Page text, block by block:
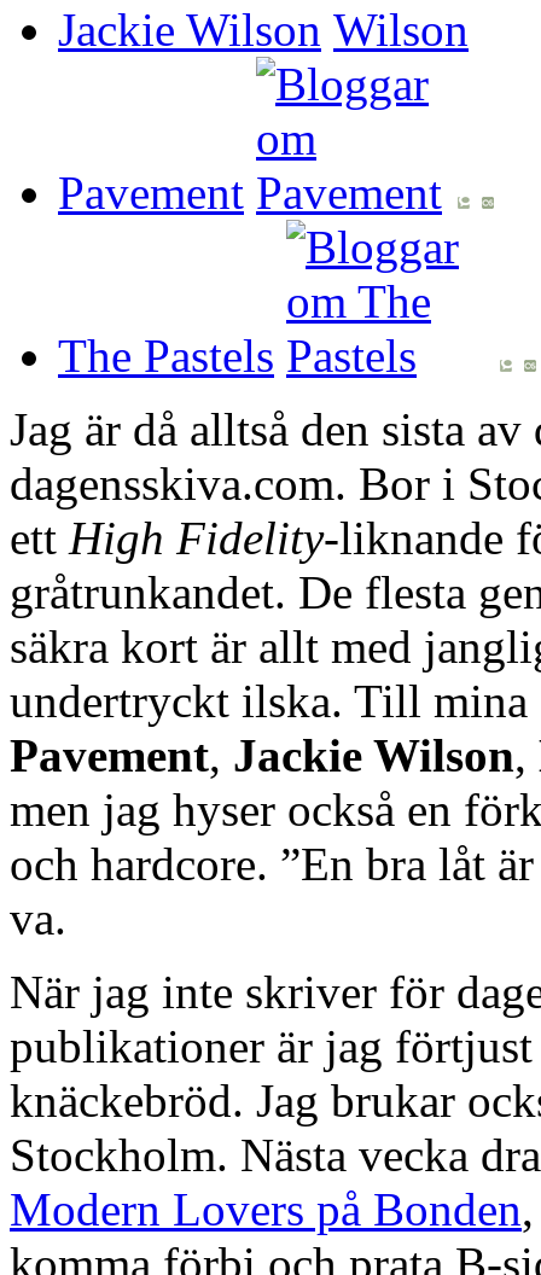
Jackie Wilson
Pavement
The Pastels
Jag är då alltså den sista
dagensskiva.com. Bor i
ett High Fidelity-liknande
gråtrunkandet. De flesta
säkra kort är allt med
undertryckt ilska. Till
Pavement, Jackie Wilson,
men jag hyser också en
och hardcore. ”En bra låt
va.
När jag inte skriver för
publikationer är jag
knäckebröd. Jag brukar
Stockholm. Nästa vecka
Modern Lovers på Bonden
komma förbi och prata B-